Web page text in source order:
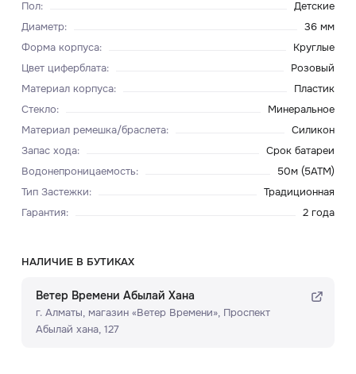
Пол:
Детские
Диаметр:
36 мм
Форма корпуса:
Круглые
Цвет циферблата:
Розовый
Материал корпуса:
Пластик
Стекло:
Минеральное
Материал ремешка/браслета:
Силикон
Запас хода:
Срок батареи
Водонепроницаемость:
50м (5ATM)
Тип Застежки:
Традиционная
Гарантия: 2 года
НАЛИЧИЕ В БУТИКАХ
Ветер Времени Абылай Хана
г. Алматы, ​магазин «Ветер Времени»​, Проспект
Абылай хана, 127